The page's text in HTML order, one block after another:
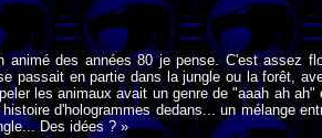
animé des années 80 je pense. C'est assez
passait en partie dans la jungle ou la forêt,
les animaux avait un genre de "aaah ah ah"
d'hologrammes dedans... un mélange
Des idées ? »